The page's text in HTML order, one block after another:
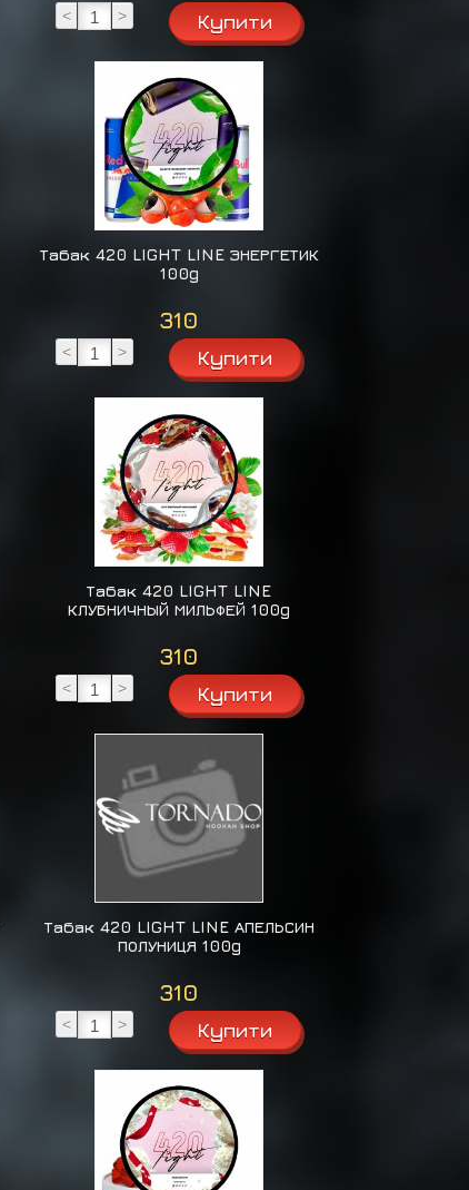
< >
Табак 420 LIGHT LINE ЭНЕРГЕТИК
100g
310
< >
Табак 420 LIGHT LINE
КЛУБНИЧНЫЙ МИЛЬФЕЙ 100g
310
< >
Табак 420 LIGHT LINE АПЕЛЬСИН
ПОЛУНИЦЯ 100g
310
< >